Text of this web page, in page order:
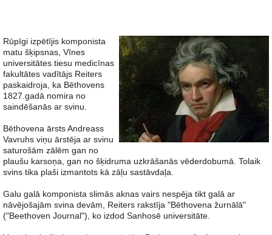
Rūpīgi izpētījis komponista
matu šķipsnas, Vīnes
universitātes tiesu medicīnas
fakultātes vadītājs Reiters
paskaidroja, ka Bēthovens
1827.gadā nomira no
saindēšanās ar svinu.
Bēthovena ārsts Andreass
Vavruhs viņu ārstēja ar svinu
saturošām zālēm gan no
plaušu karsoņa, gan no šķidruma uzkrāšanās vēderdobumā. Tolaik
svins tika plaši izmantots kā zāļu sastāvdaļa.
Galu galā komponista slimās aknas vairs nespēja tikt galā ar
nāvējošajām svina devām, Reiters rakstīja "Bēthovena žurnālā"
("Beethoven Journal"), ko izdod Sanhosē universitāte.